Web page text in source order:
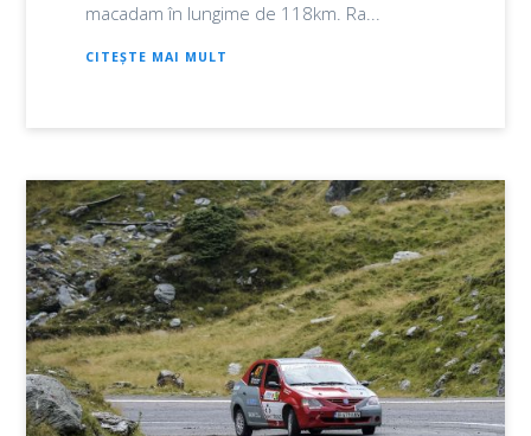
macadam în lungime de 118km. Ra...
CITEȘTE MAI MULT